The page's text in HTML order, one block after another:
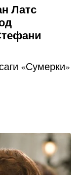
Латс
«Сумерки»